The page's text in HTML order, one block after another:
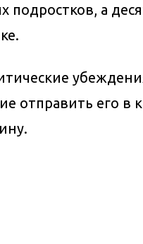
подростков, а
отправить его в